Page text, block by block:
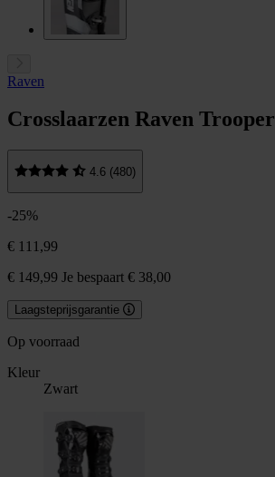
Raven
Crosslaarzen Raven Trooper
4.6 (480)
-25%
€ 111,99
€ 149,99 Je bespaart € 38,00
Laagsteprijsgarantie
Op voorraad
Kleur
Zwart